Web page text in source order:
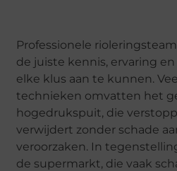
Professionele
de juiste kennis, ervaring
elke klus aan te kunnen.
technieken omvatten het
hogedrukspuit, die
verwijdert zonder schade
veroorzaken. In
de supermarkt, die vaak